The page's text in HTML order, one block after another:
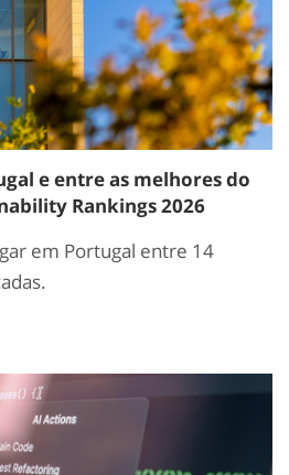
e entre as melhores do
Rankings 2026
em Portugal entre 14